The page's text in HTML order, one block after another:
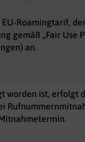
Roamingtarif,
gemäß „Fair Use
an.
worden ist, erfolgt